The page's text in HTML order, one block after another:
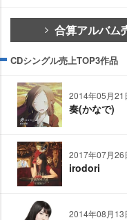
合算アルバム
CDシングル売上TOP3作品
2014年05月21
奏(かなで)
2017年07月26
irodori
2014年08月13